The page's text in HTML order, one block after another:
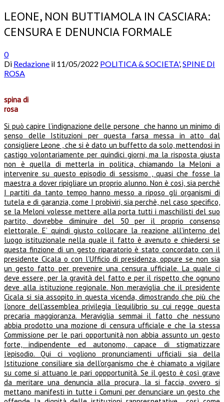
LEONE, NON BUTTIAMOLA IN CASCIARA:
CENSURA E DENUNCIA FORMALE
0
Di Redazione il 11/05/2022 POLITICA & SOCIETA',SPINE DI
ROSA
spina di
rosa
Si può capire l’indignazione delle persone che hanno un minimo di
senso delle Istituzioni per questa farsa messa in atto dal
consigliere Leone , che si è dato un buffetto da solo, mettendosi in
castigo volontariamente per quindici giorni, ma la risposta giusta
non è quella di metterla in politica, chiamando la Meloni a
intervenire su questo episodio di sessismo , quasi che fosse la
maestra a dover ripigliare un proprio alunno. Non è così, sia perchè
I partiti da tanto tempo hanno messo a riposo gli organismi di
tutela e di garanzia, come I probiviri, sia perchè, nel caso specifico,
se la Meloni volesse mettere alla porta tutti i maschilisti del suo
partito, dovrebbe diminuire del 50 per il proprio consenso
elettorale. E’ quindi giusto collocare la reazione all’interno del
luogo istituzionale nella quale il fatto è avenuto e chiedersi se
questa finzione di un gesto riparatorio è stato concordato con il
presidente Cicala o con l’Ufficio di presidenza, oppure se non sia
un gesto fatto per prevenire una censura ufficiale. La quale ci
deve essere, per la gravità del fatto e per il rispetto che ognuno
deve alla istituzione regionale. Non meraviglia che il presidente
Cicala si sia assopito in questa vicenda, dimostrando che più che
l’onore dell’assemblea privilegia l’equilibrio su cui regge questa
precaria maggioranza. Meraviglia semmai il fatto che nessuno
abbia prodotto una mozione di censura ufficiale e che la stessa
Commissione per le pari opportunità non abbia assunto un gesto
forte, indipendente ed autonomo, capace di stigmatizzare
l’episodio. Qui ci vogliono pronunciamenti ufficiali sia della
Istituzione consiliare sia dell’organismo che è chiamato a vigilare
su come si attuano le pari oppportunità. Se il gesto è così grave
da meritare una denuncia alla procura, la si faccia, ovvero si
mettano manifesti in tutte i Comuni per denunciare un gesto che